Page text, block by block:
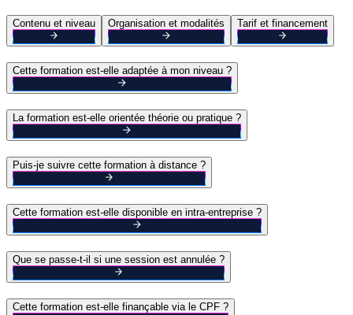
Contenu et niveau Organisation et modalités Tarif et financement
Cette formation est-elle adaptée à mon niveau ?
La formation est-elle orientée théorie ou pratique ?
Puis-je suivre cette formation à distance ?
Cette formation est-elle disponible en intra-entreprise ?
Que se passe-t-il si une session est annulée ?
Cette formation est-elle finançable via le CPF ?